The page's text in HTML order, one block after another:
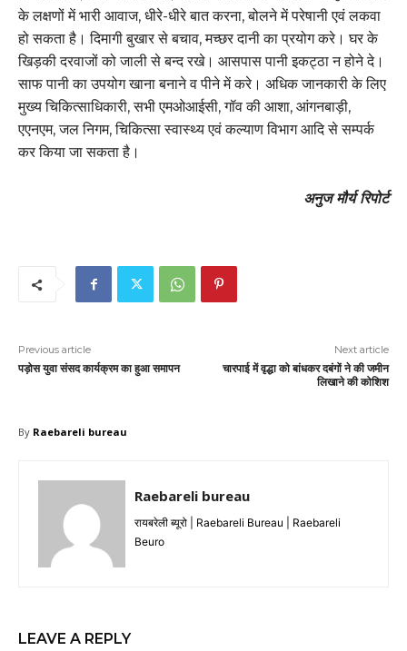
के लक्षणों में भारी आवाज, धीरे-धीरे बात करना, बोलने में परेषानी एवं लकवा
हो सकता है। दिमागी बुखार से बचाव, मच्छर दानी का प्रयोग करे। घर के
खिड़की दरवाजों को जाली से बन्द रखे। आसपास पानी इकट्ठा न होने दे।
साफ पानी का उपयोग खाना बनाने व पीने में करे। अधिक जानकारी के लिए
मुख्य चिकित्साधिकारी, सभी एमओआईसी, गॉव की आशा, आंगनबाड़ी,
एएनएम, जल निगम, चिकित्सा स्वास्थ्य एवं कल्याण विभाग आदि से सम्पर्क
कर किया जा सकता है।
अनुज मौर्य रिपोर्ट
Previous article
पड़ोस युवा संसद कार्यक्रम का हुआ समापन
Next article
चारपाई में वृद्धा को बांधकर दबंगों ने की जमीन
लिखाने की कोशिश
By Raebareli bureau
Raebareli bureau
रायबरेली ब्यूरो | Raebareli Bureau | Raebareli
Beuro
LEAVE A REPLY